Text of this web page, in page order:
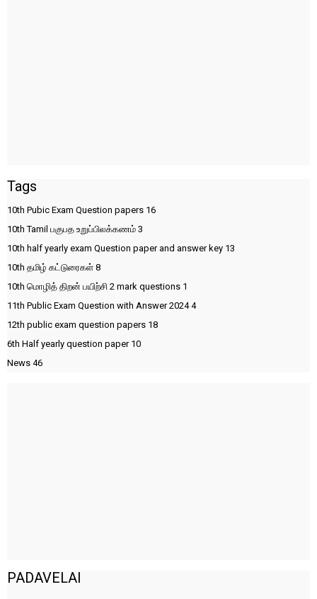
Tags
10th Pubic Exam Question papers 16
10th Tamil பகுபத உறுப்பிலக்கணம் 3
10th half yearly exam Question paper and answer key 13
10th தமிழ் கட்டுரைகள் 8
10th மொழித் திறன் பயிற்சி 2 mark questions 1
11th Public Exam Question with Answer 20244
12th public exam question papers 18
6th Half yearly question paper 10
News 46
PADAVELAI